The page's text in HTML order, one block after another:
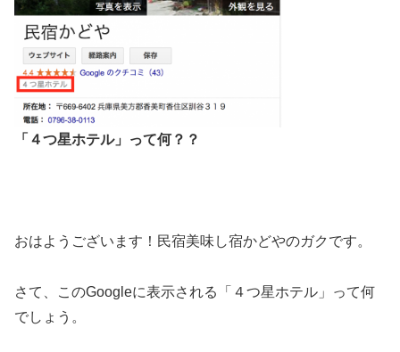
「４つ星ホテル」って何？？
おはようございます！民宿美味し宿かどやのガクです。
さて、このGoogleに表示される「４つ星ホテル」って何
でしょう。